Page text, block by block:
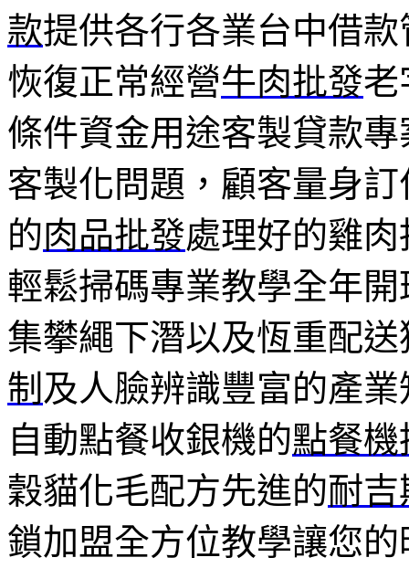
款提供各行各業台中借
恢復正常經營牛肉批發老
條件資金用途客製貸款專
客製化問題，顧客量身
的肉品批發處理好的雞
輕鬆掃碼專業教學全年開
集攀繩下潛以及恆重配
制 及人臉辨識豐富的產
自動點餐收銀機的點餐機
穀貓化毛配方先進的耐吉
鎖加盟全方位教學讓您